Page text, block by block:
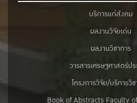
บริการแก่สังคม
ผลงานวิจัยเด่น
ผลงานวิชาการ
วารสารเศรษฐศาสตร์ป
โครงการวิจัย/บริการวิ
Book of Abstracts Faculty